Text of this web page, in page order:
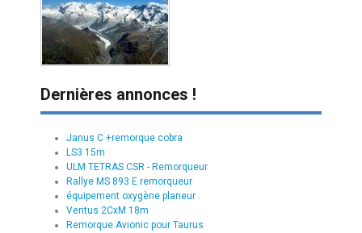
Dernières annonces !
Janus C +remorque cobra
LS3 15m
ULM TETRAS CSR - Remorqueur
Rallye MS 893 E remorqueur
équipement oxygène planeur .
Ventus 2CxM 18m
Remorque Avionic pour Taurus